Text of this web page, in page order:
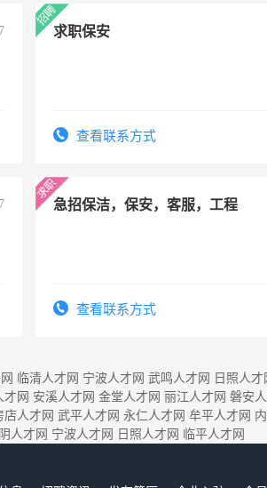
求职保安
查看联系方式
急招保洁，保安，客服，工程
查看联系方式
临清人才网 宁波人才网 武鸣人才网 日照人才
才网 安溪人才网 金堂人才网 丽江人才网 磐安
店人才网 武平人才网 永仁人才网 牟平人才网
人才网 宁波人才网 日照人才网 临平人才网